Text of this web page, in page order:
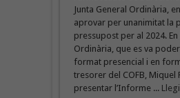
Junta General Ordinària,
aprovar per unanimitat la
pressupost per al 2024. En
Ordinària, que es va
format presencial i en
tresorer del COFB, Miquel
presentar l’Informe ...